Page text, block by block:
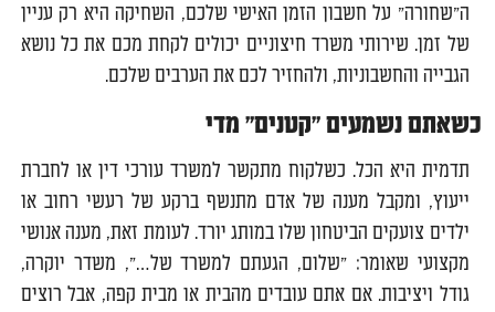
ה"שחורה" על חשבון הזמן האישי שלכם, השחיקה היא רק עניין
של זמן. שירותי משרד חיצוניים יכולים לקחת מכם את כל נושא
הגבייה והחשבוניות, ולהחזיר לכם את הערבים שלכם.
כשאתם נשמעים "קטנים" מדי
תדמית היא הכל. כשלקוח מתקשר למשרד עורכי דין או לחברת
ייעוץ, ומקבל מענה של אדם מתנשף ברקע של רעשי רחוב או
ילדים צועקים הביטחון שלו במותג יורד. לעומת זאת, מענה אנושי
מקצועי שאומר: "שלום, הגעתם למשרד של…", משדר יוקרה,
גודל ויציבות. אם אתם עובדים מהבית או מבית קפה, אבל רוצים